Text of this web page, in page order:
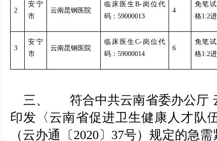
2
安宁
市
云南昆钢医院
临床医生B-岗位代
码：59000013
4
免笔
格1:2
3
安宁
市
云南昆钢医院
临床医生C-岗位代
码：59000014
6
免笔
格1:2
三、 符合中共云南省委办公厅
印发〈云南省促进卫生健康人才队
（云办通〔2020〕37号）规定的急